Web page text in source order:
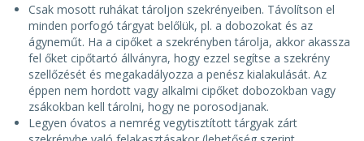
Csak mosott ruhákat tároljon szekrényeiben. Távolítson el
minden porfogó tárgyat belőlük, pl. a dobozokat és az
ágyneműt. Ha a cipőket a szekrényben tárolja, akkor akassza
fel őket cipőtartó állványra, hogy ezzel segítse a szekrény
szellőzését és megakadályozza a penész kialakulását. Az
éppen nem hordott vagy alkalmi cipőket dobozokban vagy
zsákokban kell tárolni, hogy ne porosodjanak.
Legyen óvatos a nemrég vegytisztított tárgyak zárt